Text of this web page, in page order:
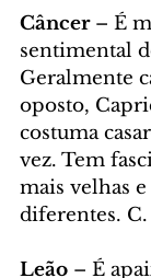
Câncer – É
sentimental
Geralmente
oposto,
costuma
vez. Tem
mais velhas
diferentes.
Leão – É